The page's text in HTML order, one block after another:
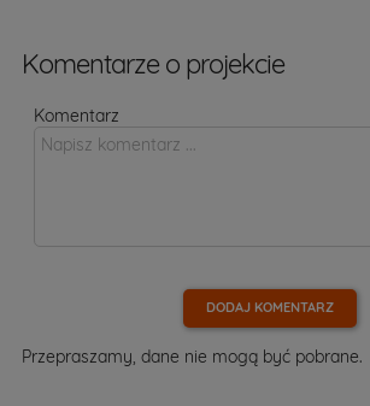
Komentarze o projekcie
Komentarz
DODAJ KOMENTARZ
Przepraszamy, dane nie mogą być pobrane.